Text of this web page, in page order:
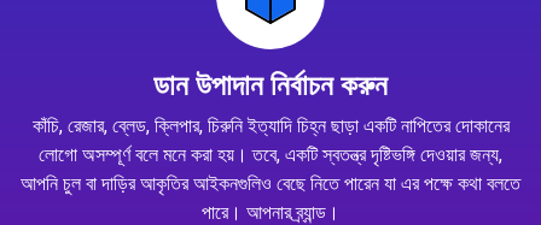
ডান উপাদান নির্বাচন করুন
কাঁচি, রেজার, ব্লেড, ক্লিপার, চিরুনি ইত্যাদি চিহ্ন ছাড়া একটি নাপিতের দোকানের
লোগো অসম্পূর্ণ বলে মনে করা হয়। তবে, একটি স্বতন্ত্র দৃষ্টিভঙ্গি দেওয়ার জন্য,
আপনি চুল বা দাড়ির আকৃতির আইকনগুলিও বেছে নিতে পারেন যা এর পক্ষে কথা বলতে
পারে। আপনার ব্র্যান্ড।